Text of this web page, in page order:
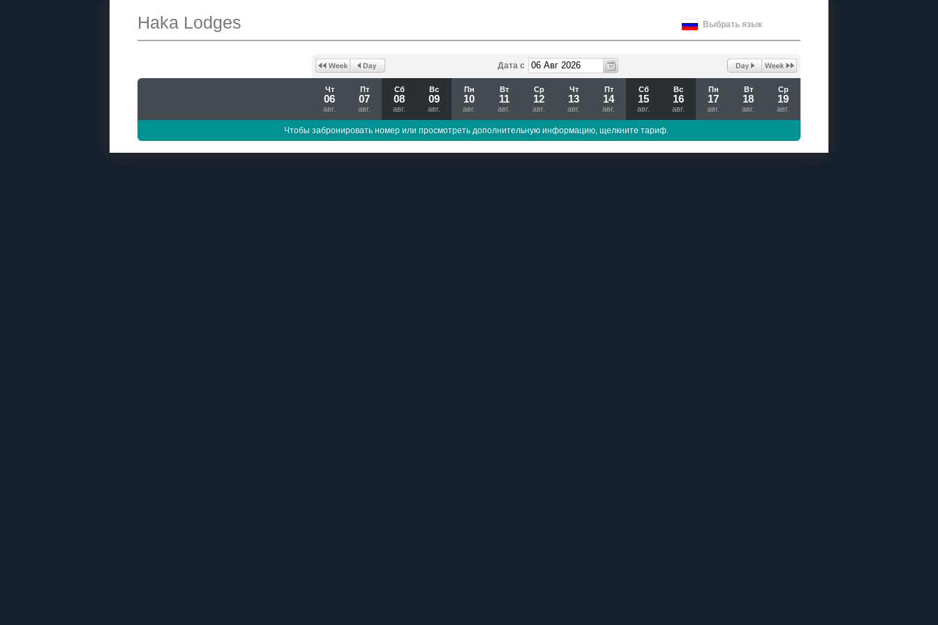
Выбрать язык
Haka Lodges
Дата с
Чт
06
авг.
Пт
07
авг.
Сб
08
авг.
Вс
09
авг.
Пн
10
авг.
Вт
11
авг.
Ср
12
авг.
Чт
13
авг.
Пт
14
авг.
Сб
15
авг.
Вс
16
авг.
Пн
17
авг.
Вт
18
авг.
Ср
19
авг.
Чтобы забронировать номер или просмотреть дополнительную информацию, щелкните тариф.